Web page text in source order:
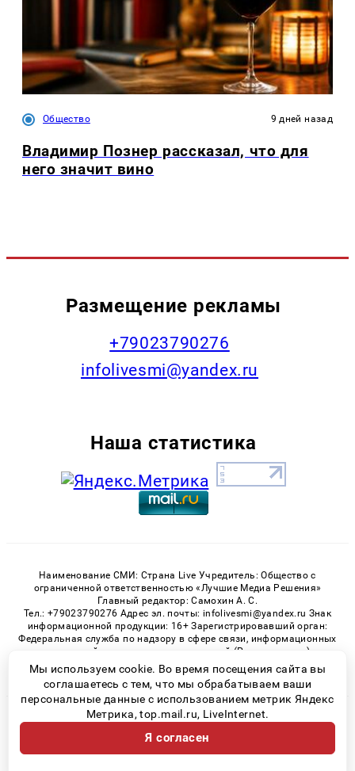
Общество 9 дней назад
Владимир Познер рассказал, что для
него значит вино
Размещение рекламы
+79023790276
infolivesmi@yandex.ru
Наша статистика
Наименование СМИ: Страна Live Учредитель: Общество с
ограниченной ответственностью «Лучшие Медиа Решения»
Главный редактор: Самохин А. С.
Тел.: +79023790276 Адрес эл. почты: infolivesmi@yandex.ru Знак
информационной продукции: 16+ Зарегистрировавший орган:
Федеральная служба по надзору в сфере связи, информационных
технологий и массовых коммуникаций (Роскомнадзор)
Регистрационный номер СМИ ЭЛ № ФС 77 - 82538 от 21.01.2022
© 2026 «» | Все права защищены
Возрастная категория сайта 16+
Политика конфиденциальности
Мы используем cookie. Во время посещения сайта вы
соглашаетесь с тем, что мы обрабатываем ваши
персональные данные с использованием метрик Яндекс
Метрика, top.mail.ru, LiveInternet.
Я согласен